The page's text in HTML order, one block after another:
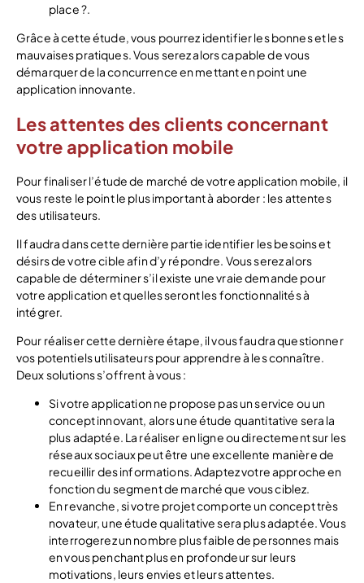
place ?.
Grâce à cette étude, vous pourrez identifier les bonnes et les
mauvaises pratiques. Vous serez alors capable de vous
démarquer de la concurrence en mettant en point une
application innovante.
Les attentes des clients concernant
votre application mobile
Pour finaliser l’étude de marché de votre application mobile, il
vous reste le point le plus important à aborder : les attentes
des utilisateurs.
Il faudra dans cette dernière partie identifier les besoins et
désirs de votre cible afin d’y répondre. Vous serez alors
capable de déterminer s’il existe une vraie demande pour
votre application et quelles seront les fonctionnalités à
intégrer.
Pour réaliser cette dernière étape, il vous faudra questionner
vos potentiels utilisateurs pour apprendre à les connaître.
Deux solutions s’offrent à vous :
Si votre application ne propose pas un service ou un
concept innovant, alors une étude quantitative sera la
plus adaptée. La réaliser en ligne ou directement sur les
réseaux sociaux peut être une excellente manière de
recueillir des informations. Adaptez votre approche en
fonction du segment de marché que vous ciblez.
En revanche, si votre projet comporte un concept très
novateur, une étude qualitative sera plus adaptée. Vous
interrogerez un nombre plus faible de personnes mais
en vous penchant plus en profondeur sur leurs
motivations, leurs envies et leurs attentes.